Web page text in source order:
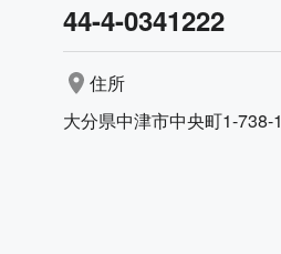
44-4-0341222
住所
大分県中津市中央町1-738-1